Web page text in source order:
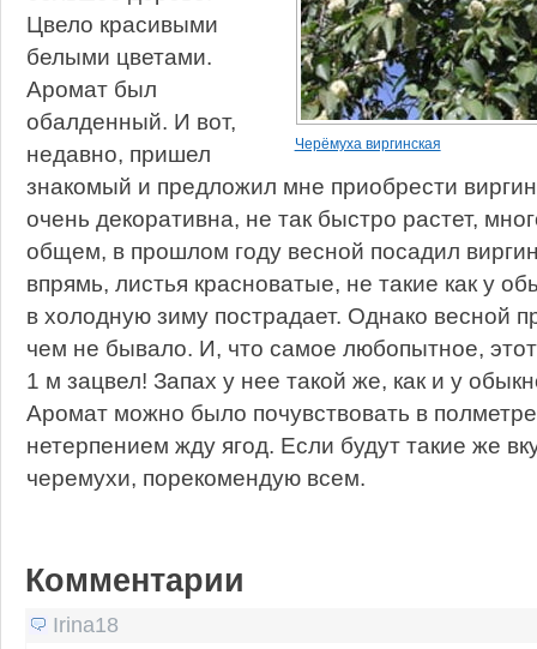
Черёмуха виргинская
Цвело красивыми
белыми цветами.
Аромат был
обалденный. И вот,
недавно, пришел
знакомый и предложил мне приобрести
очень декоративна, не так быстро растет,
общем, в прошлом году весной посадил
впрямь, листья красноватые, не такие как у
в холодную зиму пострадает. Однако весной
чем не бывало. И, что самое любопытное,
1 м зацвел! Запах у нее такой же, как и у
Аромат можно было почувствовать в
нетерпением жду ягод. Если будут такие же
черемухи, порекомендую всем.
Комментарии
Irina18